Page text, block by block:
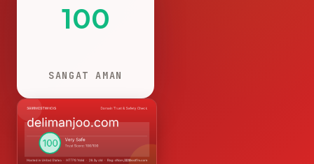
100
SANGAT AMAN